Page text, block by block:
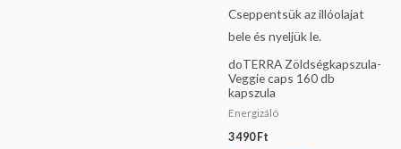
doTERRA Zöldségkapszula-
Veggie caps 160 db
kapszula
Energizáló
3 490Ft